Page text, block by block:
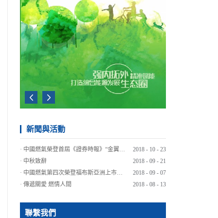
年 2015財年
新聞與活動
· 中國燃氣榮登首屆《證券時報》“金翼獎”港股通公司價值實力榜 2018 - 10 - 23
· 中秋致辭 2018 - 09 - 21
· 中國燃氣第四次榮登福布斯亞洲上市公司50強榜單 2018 - 09 - 07
· 傳遞關愛 燃情人間 2018 - 08 - 13
中燃集團總部員工2018年徒步競賽：健康生活 快樂工作
聯繫我們